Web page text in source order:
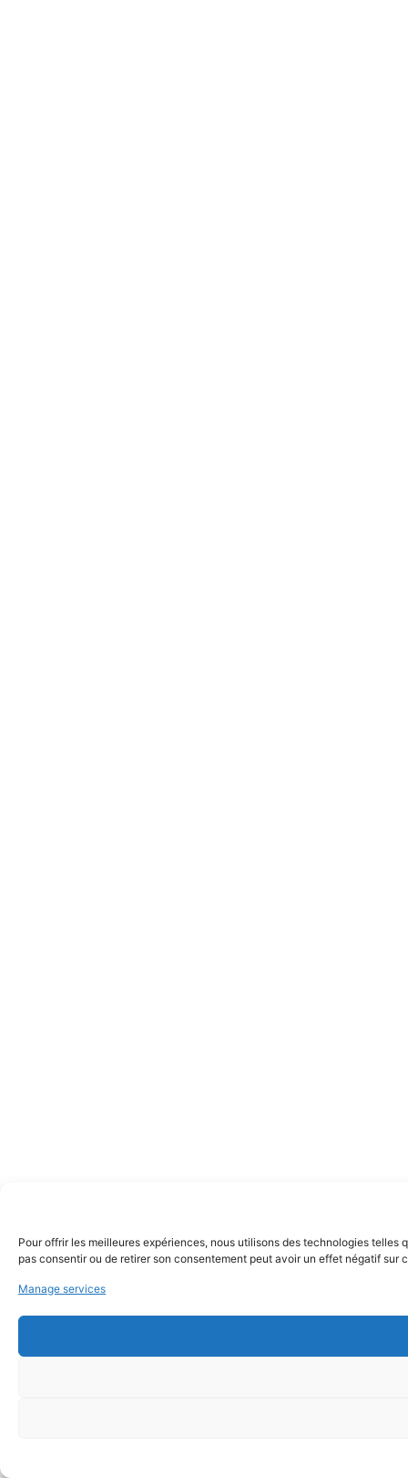
Pour offrir les meilleures expériences, nous utilisons des technologies
pas consentir ou de retirer son consentement peut avoir un effet négatif sur
Manage services